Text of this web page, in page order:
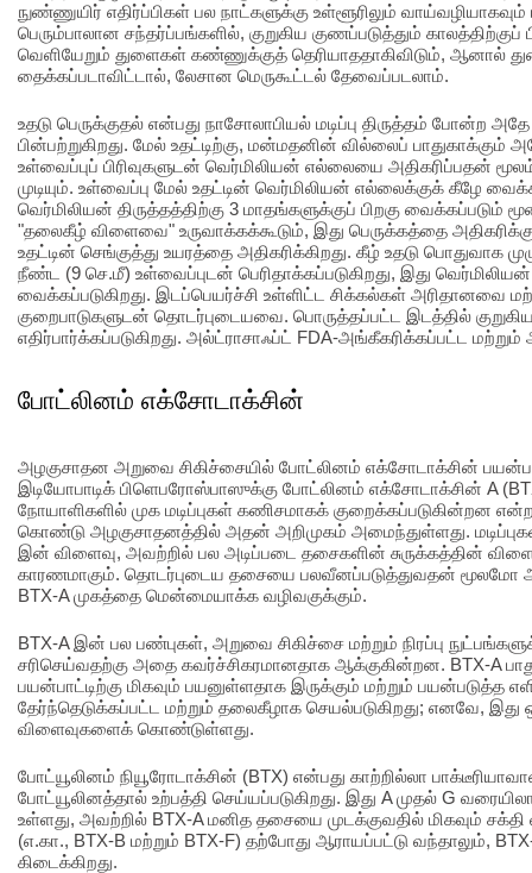
நுண்ணுயிர் எதிர்ப்பிகள் பல நாட்களுக்கு உள்ளூரிலும்
பெரும்பாலான சந்தர்ப்பங்களில், குறுகிய குணப்படுத்தும் காலத்திற்குப்
வெளியேறும் துளைகள் கண்ணுக்குத் தெரியாததாகிவிடும், ஆனால்
தைக்கப்படாவிட்டால், லேசான மெருகூட்டல் தேவைப்படலாம்.
உதடு பெருக்குதல் என்பது நாசோலாபியல் மடிப்பு திருத்தம் போன்ற
பின்பற்றுகிறது. மேல் உதட்டிற்கு, மன்மதனின் வில்லைப்
உள்வைப்புப் பிரிவுகளுடன் வெர்மிலியன் எல்லையை அதிகரிப்பதன்
முடியும். உள்வைப்பு மேல் உதட்டின் வெர்மிலியன் எல்லைக்குக் கீழே
வெர்மிலியன் திருத்தத்திற்கு 3 மாதங்களுக்குப் பிறகு வைக்கப்படும்
"தலைகீழ் விளைவை" உருவாக்கக்கூடும், இது பெருக்கத்தை
உதட்டின் செங்குத்து உயரத்தை அதிகரிக்கிறது. கீழ் உதடு பொதுவாக
நீண்ட (9 செ.மீ) உள்வைப்புடன் பெரிதாக்கப்படுகிறது, இது
வைக்கப்படுகிறது. இடப்பெயர்ச்சி உள்ளிட்ட சிக்கல்கள் அரிதானவை
குறைபாடுகளுடன் தொடர்புடையவை. பொருத்தப்பட்ட இடத்தில்
எதிர்பார்க்கப்படுகிறது. அல்ட்ராசாஃப்ட் FDA-அங்கீகரிக்கப்பட்ட மற்றும்
போட்லினம் எக்சோடாக்சின்
அழகுசாதன அறுவை சிகிச்சையில் போட்லினம் எக்சோடாக்சின்
இடியோபாடிக் பிளெபரோஸ்பாஸுக்கு போட்லினம் எக்சோடாக்சின் A
நோயாளிகளில் முக மடிப்புகள் கணிசமாகக் குறைக்கப்படுகின்றன
கொண்டு அழகுசாதனத்தில் அதன் அறிமுகம் அமைந்துள்ளது.
இன் விளைவு, அவற்றில் பல அடிப்படை தசைகளின் சுருக்கத்தின்
காரணமாகும். தொடர்புடைய தசையை பலவீனப்படுத்துவதன் மூலமோ
BTX-A முகத்தை மென்மையாக்க வழிவகுக்கும்.
BTX-A இன் பல பண்புகள், அறுவை சிகிச்சை மற்றும் நிரப்பு
சரிசெய்வதற்கு அதை கவர்ச்சிகரமானதாக ஆக்குகின்றன. BTX-A
பயன்பாட்டிற்கு மிகவும் பயனுள்ளதாக இருக்கும் மற்றும் பயன்படுத்த
தேர்ந்தெடுக்கப்பட்ட மற்றும் தலைகீழாக செயல்படுகிறது; எனவே, இது
விளைவுகளைக் கொண்டுள்ளது.
போட்யூலினம் நியூரோடாக்சின் (BTX) என்பது காற்றில்லா
போட்யூலினத்தால் உற்பத்தி செய்யப்படுகிறது. இது A முதல் G
உள்ளது, அவற்றில் BTX-A மனித தசையை முடக்குவதில் மிகவும்
(எ.கா., BTX-B மற்றும் BTX-F) தற்போது ஆராயப்பட்டு வந்தாலும்,
கிடைக்கிறது.